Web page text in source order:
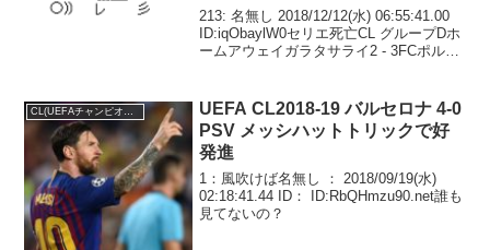
もリーグ突破
213: 名無し 2018/12/12(水) 06:55:41.00
ID:iqObaylW0セリエ死亡CL グループDホ
ームアウェイガラタサライ2 - 3FCポルト
CL(UEFAチャンピオンズリーグ)
UEFA CL2018-19 バルセロナ 4-0
PSV メッシハットトリックで好
発進
1：風吹けば名無し ： 2018/09/19(水)
02:18:41.44 ID： ID:RbQHmzu90.net誰も
見てないの？